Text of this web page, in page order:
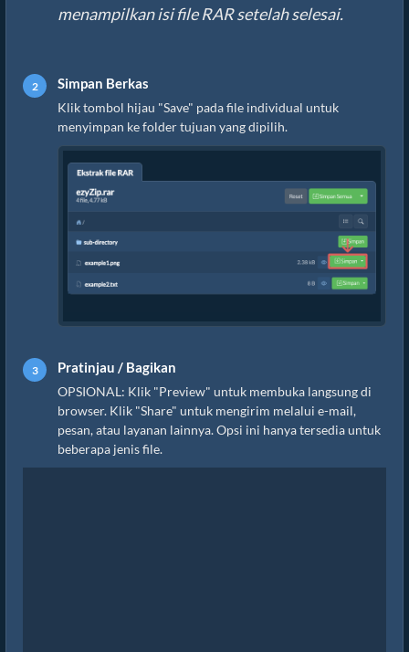
menampilkan isi file RAR setelah selesai.
Simpan Berkas
Klik tombol hijau "Save" pada file individual untuk
menyimpan ke folder tujuan yang dipilih.
Pratinjau / Bagikan
OPSIONAL: Klik "Preview" untuk membuka langsung di
browser. Klik "Share" untuk mengirim melalui e-mail,
pesan, atau layanan lainnya. Opsi ini hanya tersedia untuk
beberapa jenis file.